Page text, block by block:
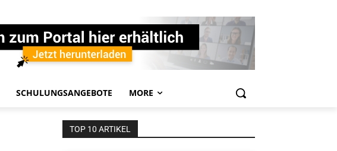
SCHULUNGSANGEBOTE MORE
TOP 10 ARTIKEL